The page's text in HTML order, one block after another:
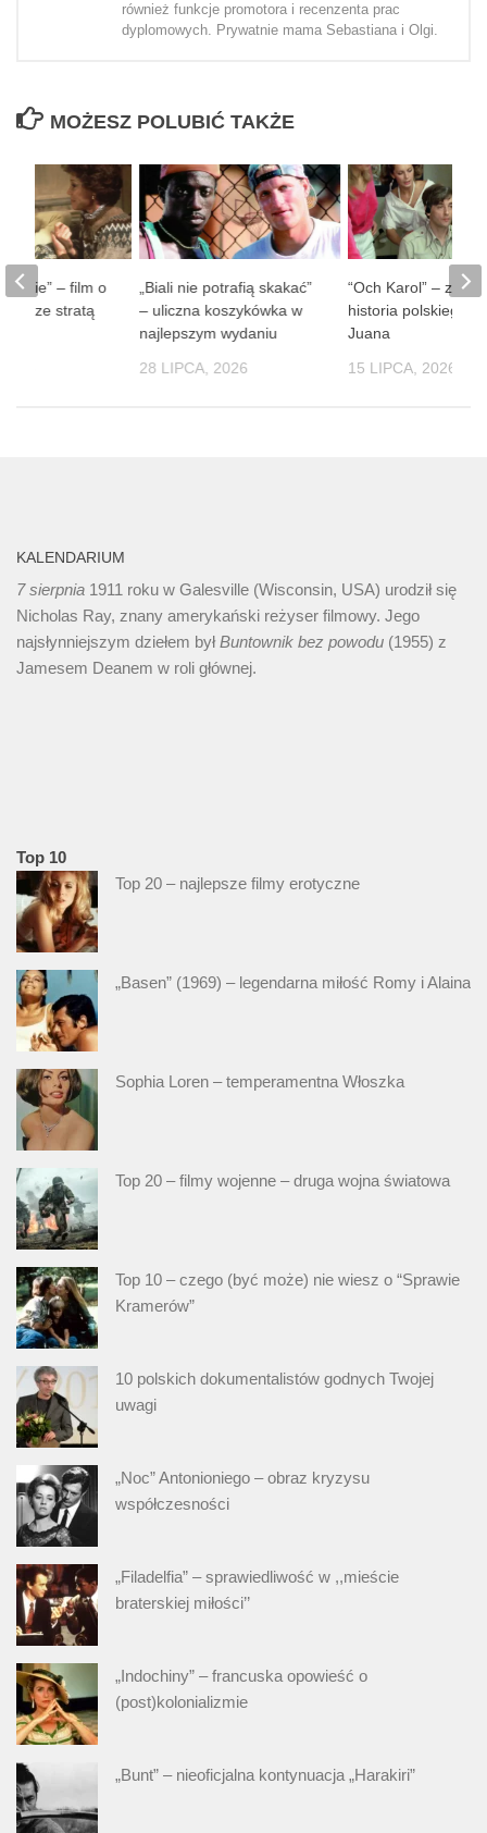
również funkcje promotora i recenzenta prac
dyplomowych. Prywatnie mama Sebastiana i Olgi.
MOŻESZ POLUBIĆ TAKŻE
„Biali nie potrafią skakać”
– uliczna koszykówka w
najlepszym wydaniu
28 LIPCA, 2026
“Och Karol” –
historia polskiego
Juana
15 LIPCA, 2026
ludzie” – film o
ze stratą
KALENDARIUM
7 sierpnia 1911 roku w Galesville (Wisconsin, USA) urodził się
Nicholas Ray, znany amerykański reżyser filmowy. Jego
najsłynniejszym dziełem byłBuntownik bez powodu (1955) z
Jamesem Deanem w roli głównej.
Top 10
Top 20 – najlepsze filmy erotyczne
„Basen” (1969) – legendarna miłość Romy i Alaina
Sophia Loren – temperamentna Włoszka
Top 20 – filmy wojenne – druga wojna światowa
Top 10 – czego (być może) nie wiesz o “Sprawie
Kramerów”
10 polskich dokumentalistów godnych Twojej
uwagi
„Noc” Antonioniego – obraz kryzysu
współczesności
„Filadelfia” – sprawiedliwość w ,,mieście
braterskiej miłości’’
„Indochiny” – francuska opowieść o
(post)kolonializmie
„Bunt” – nieoficjalna kontynuacja „Harakiri”